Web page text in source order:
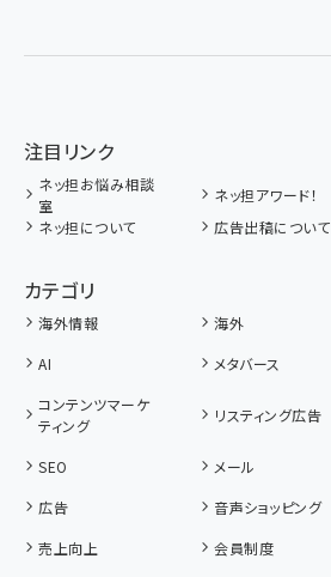
注目リンク
ネッ担お悩み相談
室
ネッ担アワード！
ネッ担について
広告出稿について
カテゴリ
海外情報 海外
AI
メタバース
コンテンツマーケ
ティング
リスティング広告
SEO メール
広告
音声ショッピング
売上向上
会員制度